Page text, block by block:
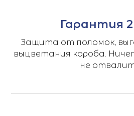
Гарантия
Защита от поломок,
выцветания короба.
не